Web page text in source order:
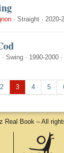
· Straight · 2020-
· Swing · 1990-2000 ·
2 3 4 5
Real Book – All